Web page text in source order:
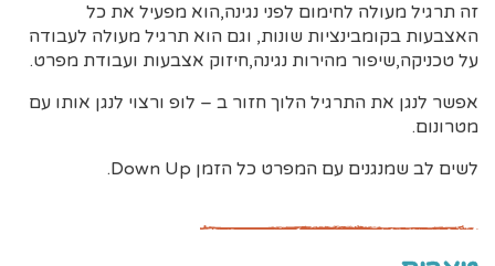
זה תרגיל מעולה לחימום לפני נגינה,הוא מפעיל את כל
האצבעות בקומבינציות שונות, וגם הוא תרגיל מעולה לעבודה
על טכניקה,שיפור מהירות נגינה,חיזוק אצבעות ועבודת מפרט.
אפשר לנגן את התרגיל הלוך חזור ב – לופ ורצוי לנגן אותו עם
מטרונום.
לשים לב שמנגנים עם המפרט כל הזמן Down Up.